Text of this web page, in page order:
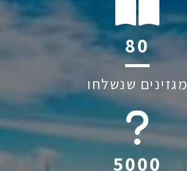
114
מגזינים שנשלחו
6044